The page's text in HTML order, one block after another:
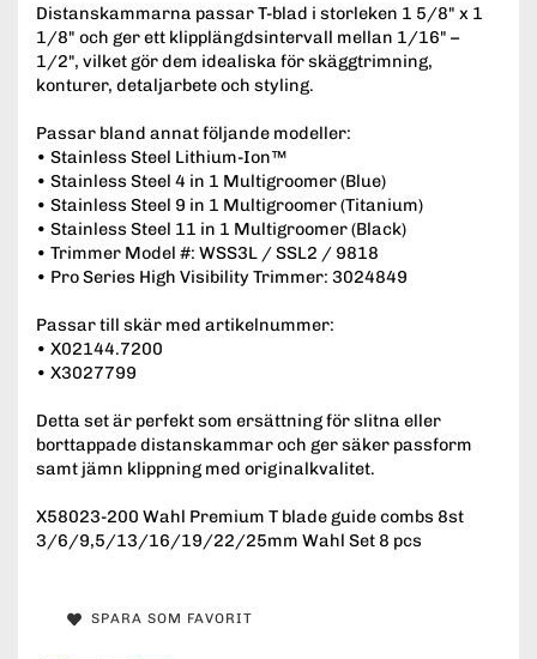
Distanskammarna passar T-blad i storleken 1 5/8" x 1
1/8" och ger ett klipplängdsintervall mellan 1/16" –
1/2", vilket gör dem idealiska för skäggtrimning,
konturer, detaljarbete och styling.
Passar bland annat följande modeller:
• Stainless Steel Lithium-Ion™
• Stainless Steel 4 in 1 Multigroomer (Blue)
• Stainless Steel 9 in 1 Multigroomer (Titanium)
• Stainless Steel 11 in 1 Multigroomer (Black)
• Trimmer Model #: WSS3L / SSL2 / 9818
• Pro Series High Visibility Trimmer: 3024849
Passar till skär med artikelnummer:
• X02144.7200
• X3027799
Detta set är perfekt som ersättning för slitna eller
borttappade distanskammar och ger säker passform
samt jämn klippning med originalkvalitet.
X58023-200 Wahl Premium T blade guide combs 8st
3/6/9,5/13/16/19/22/25mm Wahl Set 8 pcs
SPARA SOM FAVORIT